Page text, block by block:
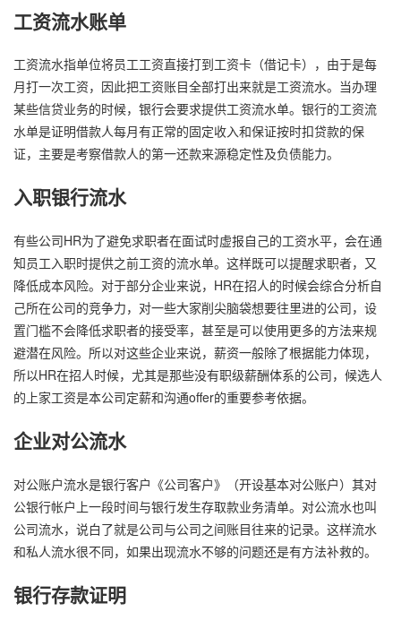
工资流水账单
工资流水指单位将员工工资直接打到工资卡（借记卡），由于是每
月打一次工资，因此把工资账目全部打出来就是工资流水。当办理
某些信贷业务的时候，银行会要求提供工资流水单。银行的工资流
水单是证明借款人每月有正常的固定收入和保证按时扣贷款的保
证，主要是考察借款人的第一还款来源稳定性及负债能力。
入职银行流水
有些公司HR为了避免求职者在面试时虚报自己的工资水平，会在通
知员工入职时提供之前工资的流水单。这样既可以提醒求职者，又
降低成本风险。对于部分企业来说，HR在招人的时候会综合分析自
己所在公司的竞争力，对一些大家削尖脑袋想要往里进的公司，设
置门槛不会降低求职者的接受率，甚至是可以使用更多的方法来规
避潜在风险。所以对这些企业来说，薪资一般除了根据能力体现，
所以HR在招人时候，尤其是那些没有职级薪酬体系的公司，候选人
的上家工资是本公司定薪和沟通offer的重要参考依据。
企业对公流水
对公账户流水是银行客户《公司客户》（开设基本对公账户）其对
公银行帐户上一段时间与银行发生存取款业务清单。对公流水也叫
公司流水，说白了就是公司与公司之间账目往来的记录。这样流水
和私人流水很不同，如果出现流水不够的问题还是有方法补救的。
银行存款证明